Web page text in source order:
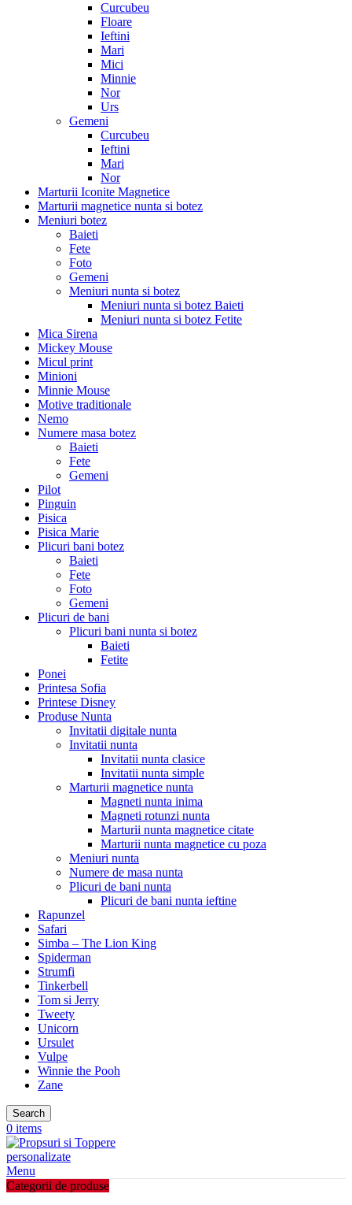
Curcubeu
Floare
Ieftini
Mari
Mici
Minnie
Nor
Urs
Gemeni
Curcubeu
Ieftini
Mari
Nor
Marturii Iconite Magnetice
Marturii magnetice nunta si botez
Meniuri botez
Baieti
Fete
Foto
Gemeni
Meniuri nunta si botez
Meniuri nunta si botez Baieti
Meniuri nunta si botez Fetite
Mica Sirena
Mickey Mouse
Micul print
Minioni
Minnie Mouse
Motive traditionale
Nemo
Numere masa botez
Baieti
Fete
Gemeni
Pilot
Pinguin
Pisica
Pisica Marie
Plicuri bani botez
Baieti
Fete
Foto
Gemeni
Plicuri de bani
Plicuri bani nunta si botez
Baieti
Fetite
Ponei
Printesa Sofia
Printese Disney
Produse Nunta
Invitatii digitale nunta
Invitatii nunta
Invitatii nunta clasice
Invitatii nunta simple
Marturii magnetice nunta
Magneti nunta inima
Magneti rotunzi nunta
Marturii nunta magnetice citate
Marturii nunta magnetice cu poza
Meniuri nunta
Numere de masa nunta
Plicuri de bani nunta
Plicuri de bani nunta ieftine
Rapunzel
Safari
Simba – The Lion King
Spiderman
Strumfi
Tinkerbell
Tom si Jerry
Tweety
Unicorn
Ursulet
Vulpe
Winnie the Pooh
Zane
Search
0 items
Menu
Categorii de produse